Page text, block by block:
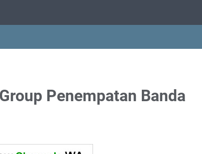
Penempatan Banda